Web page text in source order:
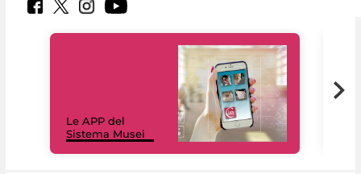
Le APP del
Sistema Musei